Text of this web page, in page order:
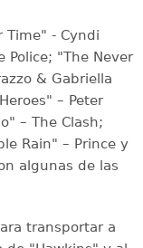
Time" - Cyndi
Police; "The Never
& Gabriella
– Peter
– The Clash;
Rain" – Prince y
algunas de las
transportar a